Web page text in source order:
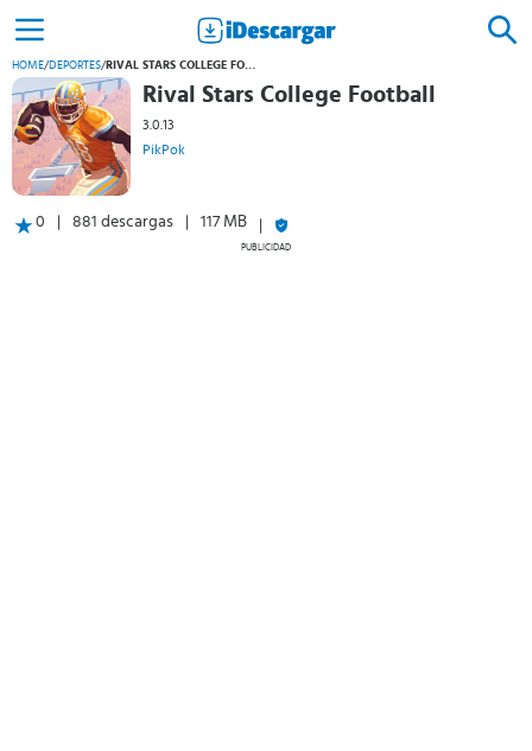
HOME/DEPORTES/ RIVAL STARS COLLEGE FOOTBALL
Rival Stars College Football
3.0.13
PikPok
0 881 descargas 117 MB
PUBLICIDAD